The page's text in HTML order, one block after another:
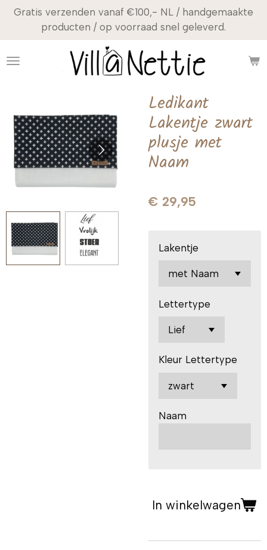
Ga
naar
de
Gratis verzenden vanaf €100,- NL / handgemaakte
producten / op voorraad snel geleverd.
Ledikant
Lakentje zwart
plusje met
Naam
€ 29,95
Lakentje
Lettertype
Kleur Lettertype
Naam
In winkelwagen